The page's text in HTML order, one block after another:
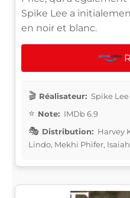
Spike Lee a
en noir et blanc.
Réalisateur: Spike Lee
Note: IMDb 6.9
Distribution: Harvey
Lindo, Mekhi Phifer,